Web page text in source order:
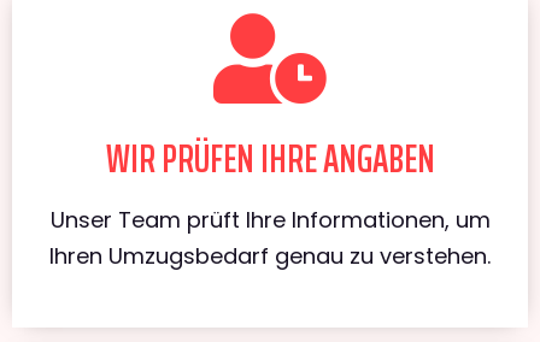
WIR PRÜFEN IHRE ANGABEN
Unser Team prüft Ihre Informationen, um
Ihren Umzugsbedarf genau zu verstehen.